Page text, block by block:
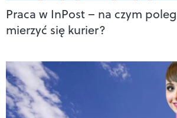
Praca w InPost – na czym
mierzyć się kurier?